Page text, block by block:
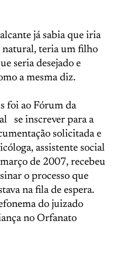
já sabia que iria
natural, teria um filho
seria desejado e
a mesma diz.
foi ao Fórum da
se inscrever para a
solicitada e
assistente social
de 2007, recebeu
o processo que
na fila de espera.
do juizado
no Orfanato